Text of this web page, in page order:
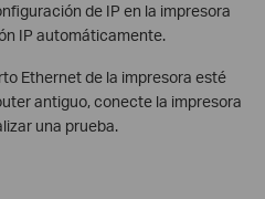
de IP en la impresora
IP automáticamente.
Ethernet de la impresora esté
antiguo, conecte la impresora
una prueba.